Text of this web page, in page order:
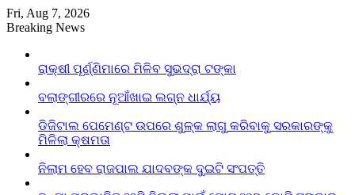
Skip
to
Fri, Aug 7, 2026
Breaking News
ରାକ୍ଷୀ ପୂର୍ଣ୍ଣିମାରେ ମିଳିବ ସୁଭଦ୍ରା ଟଙ୍କା
ବଲାଙ୍ଗୀରରେ ନୂଆଁଖାଇ ଲଗ୍ନ ଧାର୍ଯ୍ୟ
ଡିଜିଟାଲ ପେମେଣ୍ଟ ଉପରେ ଶୁଳ୍କ ଲାଗୁ କରିବାକୁ ସରକାରଙ୍କୁ
ମିଳିଲା କ୍ଷମତା
ନିଲାମ ହେବ ରାଜପାଲ ଯାଦବଙ୍କ ଦୁଇଟି ସଂପତ୍ତି